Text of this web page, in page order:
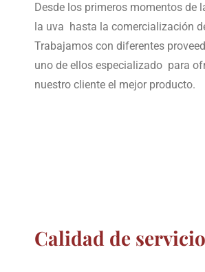
Desde los primeros momentos de
la uva hasta la comercialización
Trabajamos con diferentes
uno de ellos especializado para
nuestro cliente el mejor producto.
Calidad de servicio